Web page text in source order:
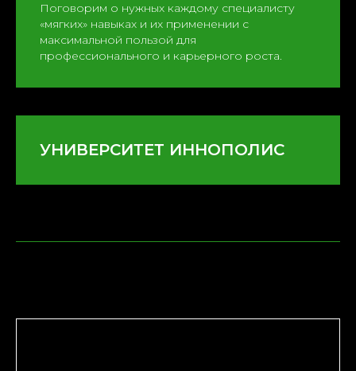
Поговорим о нужных каждому специалисту
«мягких» навыках и их применении с
максимальной пользой для
профессионального и карьерного роста.
УНИВЕРСИТЕТ ИННОПОЛИС